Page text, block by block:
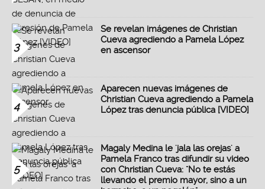
3
Se revelan imágenes de Christian
Cueva agrediendo a Pamela López
en ascensor
4
Aparecen nuevas imágenes de
Christian Cueva agrediendo a Pamela
López tras denuncia pública [VIDEO]
5
Magaly Medina le 'jala las orejas' a
Pamela Franco tras difundir su video
con Christian Cueva: "No te estás
llevando el premio mayor, sino a un